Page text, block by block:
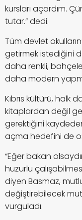
kursları açardım.
tutar.” dedi.
Tüm devlet
getirmek istediğini
daha renkli,
daha modern
Kıbrıs kültürü, halk
kitaplardan değil
gerektiğini
açma hedefini de
“Eğer bakan
huzurlu
diyen Basmaz,
değiştirebilecek
vurguladı.